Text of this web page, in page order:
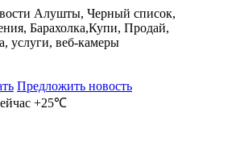
Предложить новость
+25℃